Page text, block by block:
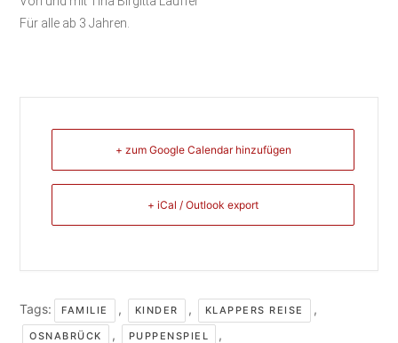
Für alle ab 3 Jahren.
+ zum Google Calendar hinzufügen
+ iCal / Outlook export
Tags: FAMILIE , KINDER , KLAPPERS REISE ,
OSNABRÜCK , PUPPENSPIEL ,